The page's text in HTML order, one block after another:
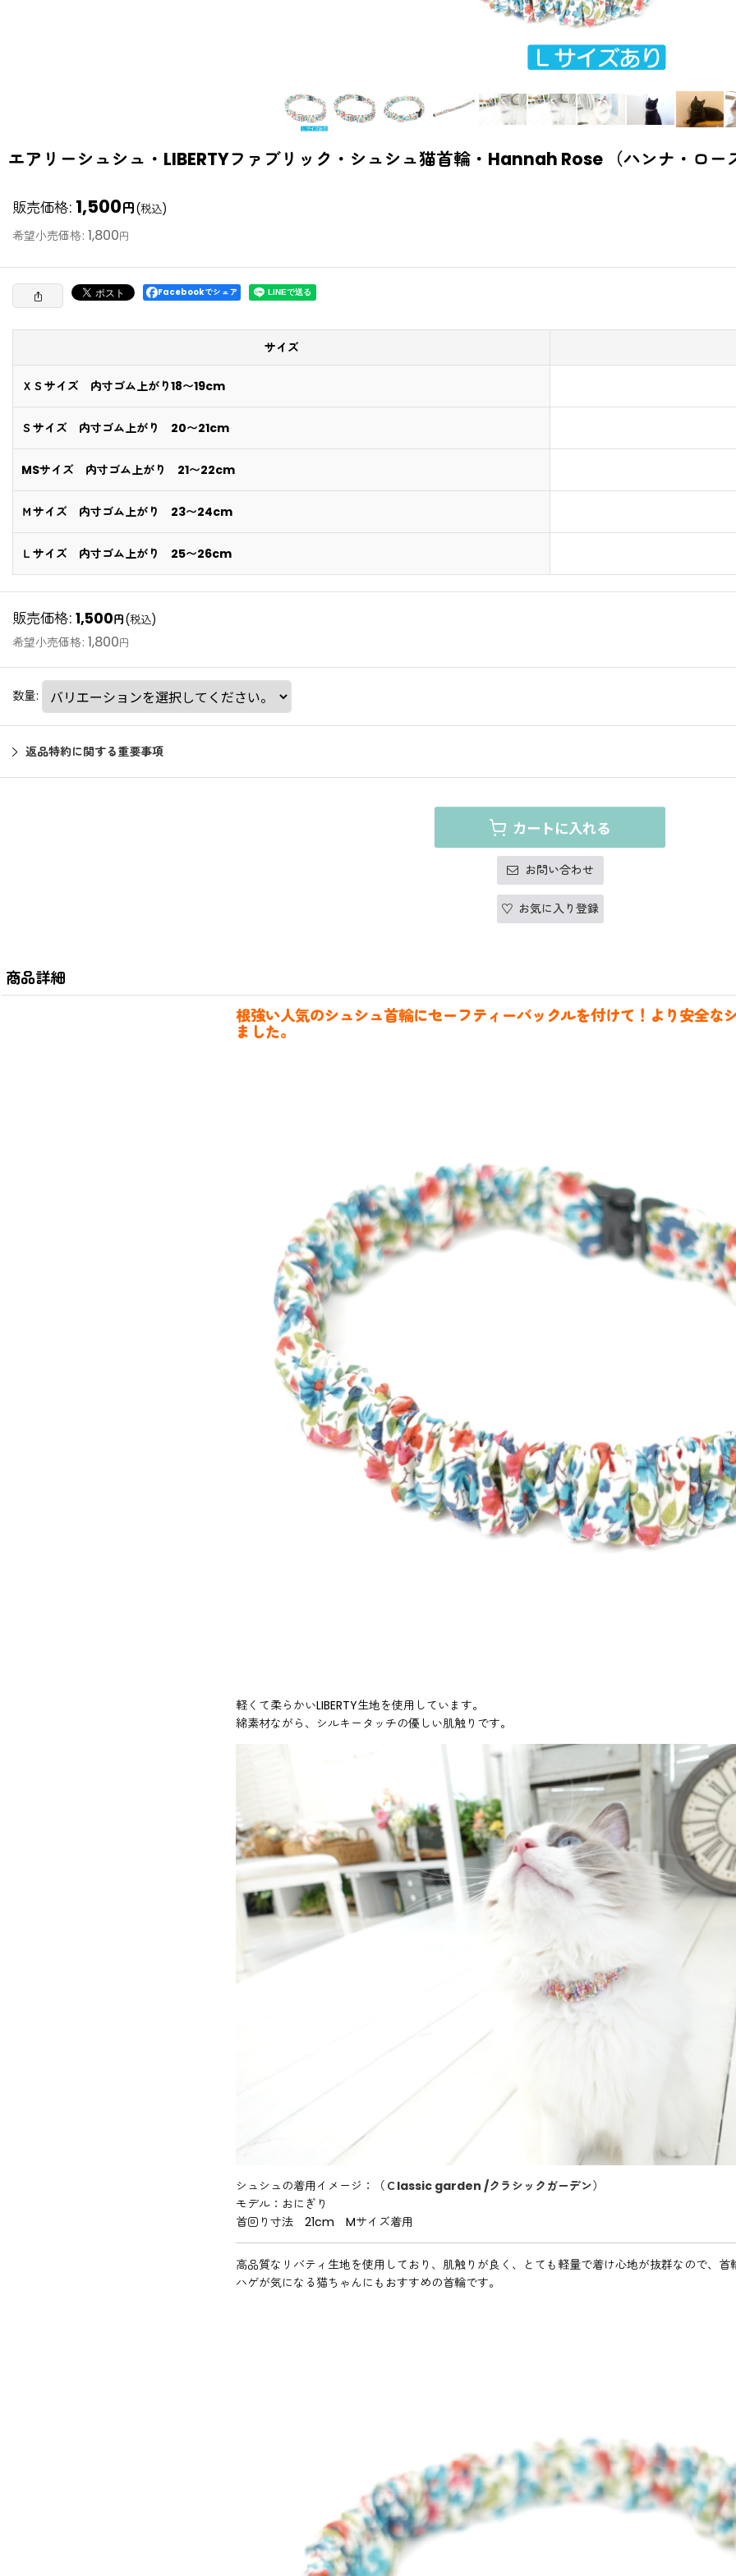
エアリーシュシュ・LIBERTYファブリック・シュシュ猫首輪・Hannah Rose （ハンナ・ロー
販売価格: 1,500円(税込)
希望小売価格: 1,800円
Facebookでシェア
サイズ
ＸＳサイズ 内寸ゴム上がり18〜19cm
Ｓサイズ 内寸ゴム上がり 20〜21cm
MSサイズ 内寸ゴム上がり 21〜22cm
Ｍサイズ 内寸ゴム上がり 23〜24cm
Ｌサイズ 内寸ゴム上がり 25〜26cm
販売価格: 1,500円(税込)
希望小売価格: 1,800円
数量:
返品特約に関する重要事項
カートに入れる
お問い合わせ
お気に入り登録
商品詳細
根強い人気のシュシュ首輪にセーフティーバックルを付けて！ より安全な
ました。
軽くて柔らかいLIBERTY生地を使用しています。
綿素材ながら、シルキータッチの優しい肌触りです。
シュシュの着用イメージ：
（Ｃlassic garden /クラシックガーデン）
モデル：おにぎり
首回り寸法 21cm Mサイズ着用
高品質なリバティ生地を使用しており、肌触りが良く、とても軽量で着け心地が抜群なので、
ハゲが気になる猫ちゃんにもおすすめの首輪です。